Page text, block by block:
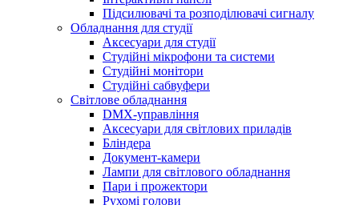
Підсилювачі та розподілювачі сигналу
Обладнання для студії
Аксесуари для студії
Студійні мікрофони та системи
Студійні монітори
Студійні сабвуфери
Світлове обладнання
DMX-управління
Аксесуари для світлових приладів
Бліндера
Документ-камери
Лампи для світлового обладнання
Пари і прожектори
Рухомі голови